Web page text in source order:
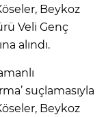
Beykoz
Veli Genç
alındı.
suçlamasıyla
Beykoz